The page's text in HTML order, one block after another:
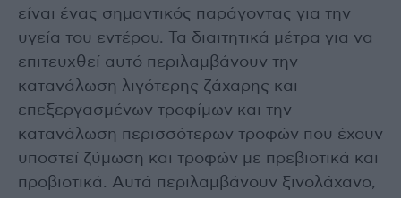
είναι ένας σημαντικός παράγοντας για την
υγεία του εντέρου. Τα διαιτητικά μέτρα για να
επιτευχθεί αυτό περιλαμβάνουν την
κατανάλωση λιγότερης ζάχαρης και
επεξεργασμένων τροφίμων και την
κατανάλωση περισσότερων τροφών που έχουν
υποστεί ζύμωση και τροφών με πρεβιοτικά και
προβιοτικά. Αυτά περιλαμβάνουν ξινολάχανο,